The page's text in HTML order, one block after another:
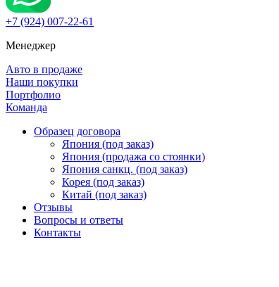
+7 (924) 007-22-61
Менеджер
Авто в продаже
Наши покупки
Портфолио
Команда
Образец договора
Япония (под заказ)
Япония (продажа со стоянки)
Япония санкц. (под заказ)
Корея (под заказ)
Китай (под заказ)
Отзывы
Вопросы и ответы
Контакты